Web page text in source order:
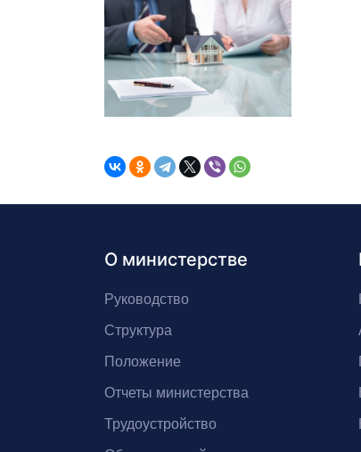
О министерстве
Руководство
Структура
Положение
Отчеты министерства
Трудоустройство